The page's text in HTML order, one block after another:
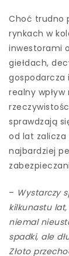
Choć trudno
rynkach w
inwestorami
giełdach,
realny
sprawdzają
od lat zalicza
najbardziej
– Wystarczy
kilkunastu
niemal
spadki, ale
Złoto